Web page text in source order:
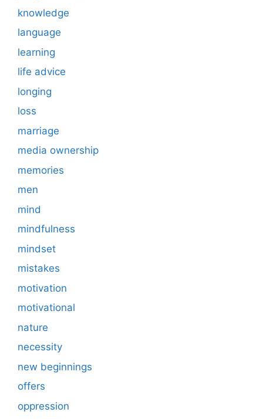
knowledge
language
learning
life advice
longing
loss
marriage
media ownership
memories
men
mind
mindfulness
mindset
mistakes
motivation
motivational
nature
necessity
new beginnings
offers
oppression